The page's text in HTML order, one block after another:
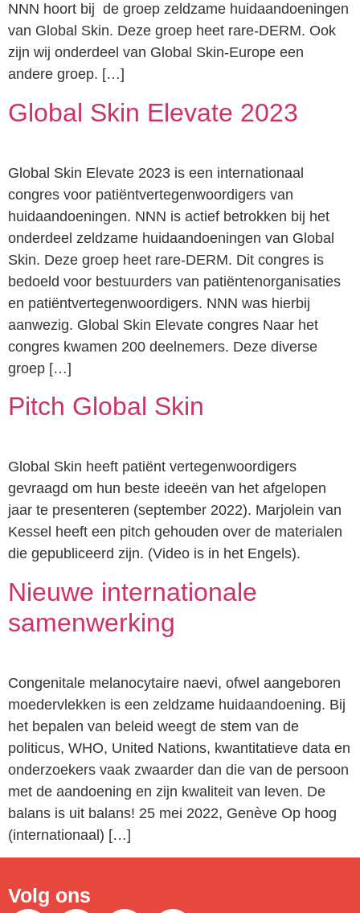
NNN hoort bij de groep zeldzame huidaandoeningen
van Global Skin. Deze groep heet rare-DERM. Ook
zijn wij onderdeel van Global Skin-Europe een
andere groep. […]
Global Skin Elevate 2023
Global Skin Elevate 2023 is een internationaal
congres voor patiëntvertegenwoordigers van
huidaandoeningen. NNN is actief betrokken bij het
onderdeel zeldzame huidaandoeningen van Global
Skin. Deze groep heet rare-DERM. Dit congres is
bedoeld voor bestuurders van patiëntenorganisaties
en patiëntvertegenwoordigers. NNN was hierbij
aanwezig. Global Skin Elevate congres Naar het
congres kwamen 200 deelnemers. Deze diverse
groep […]
Pitch Global Skin
Global Skin heeft patiënt vertegenwoordigers
gevraagd om hun beste ideeën van het afgelopen
jaar te presenteren (september 2022). Marjolein van
Kessel heeft een pitch gehouden over de materialen
die gepubliceerd zijn. (Video is in het Engels).
Nieuwe internationale
samenwerking
Congenitale melanocytaire naevi, ofwel aangeboren
moedervlekken is een zeldzame huidaandoening. Bij
het bepalen van beleid weegt de stem van de
politicus, WHO, United Nations, kwantitatieve data en
onderzoekers vaak zwaarder dan die van de persoon
met de aandoening en zijn kwaliteit van leven. De
balans is uit balans! 25 mei 2022, Genève Op hoog
(internationaal) […]
Volg ons